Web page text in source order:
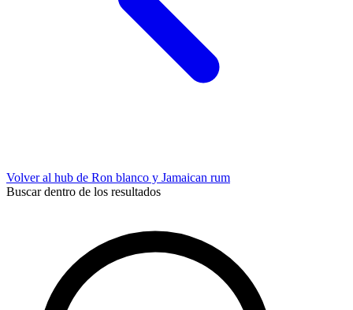
Volver al hub de Ron blanco y Jamaican rum
Buscar dentro de los resultados